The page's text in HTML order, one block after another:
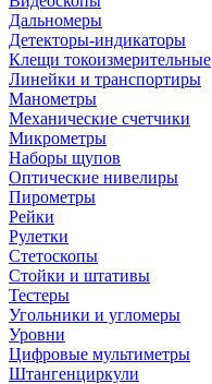
Дальномеры
Детекторы-индикаторы
Клещи токоизмерительные
Линейки и транспортиры
Манометры
Механические счетчики
Микрометры
Наборы щупов
Оптические нивелиры
Пирометры
Рейки
Рулетки
Стетоскопы
Стойки и штативы
Тестеры
Угольники и угломеры
Уровни
Цифровые мультиметры
Штангенциркули